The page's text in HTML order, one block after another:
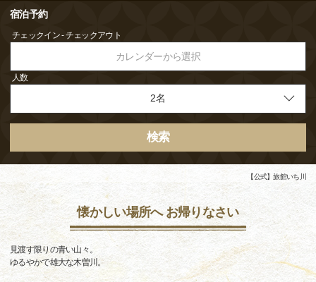
宿泊予約
チェックイン - チェックアウト
カレンダーから選択
人数
検索
【公式】旅館いち川
懐かしい場所へ お帰りなさい
見渡す限りの青い山々。
ゆるやかで雄大な木曽川。